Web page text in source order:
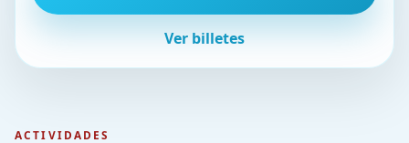
Ver billetes
ACTIVIDADES